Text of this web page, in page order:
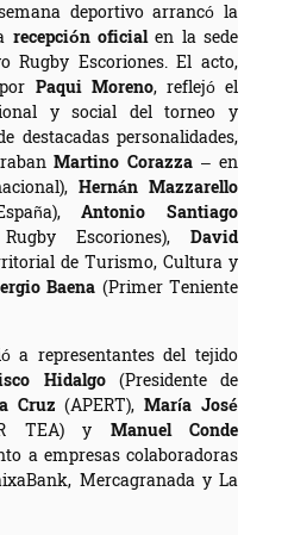
deportivo arrancó la
recepción oficialen la sede
Rugby Escoriones. El acto,
Paqui Moreno, reflejó el
y social del torneo y
destacadas personalidades,
Martino Corazza – en
Hernán Mazzarello
Antonio Santiago
Escoriones), David
de Turismo, Cultura y
Baena (Primer Teniente
a representantes del tejido
Hidalgo(Presidente de
Cruz (APERT),María José
TEA) y Manuel Conde
a empresas colaboradoras
Mercagranada y La